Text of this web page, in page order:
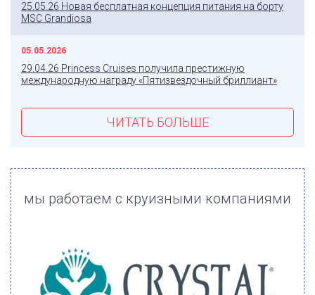
25.05.26 Новая бесплатная концепция питания на борту
MSC Grandiosa
05.05.2026
29.04.26 Princess Cruises получила престижную
международную награду «Пятизвездочный бриллиант»
ЧИТАТЬ БОЛЬШЕ
мы работаем с круизными компаниями